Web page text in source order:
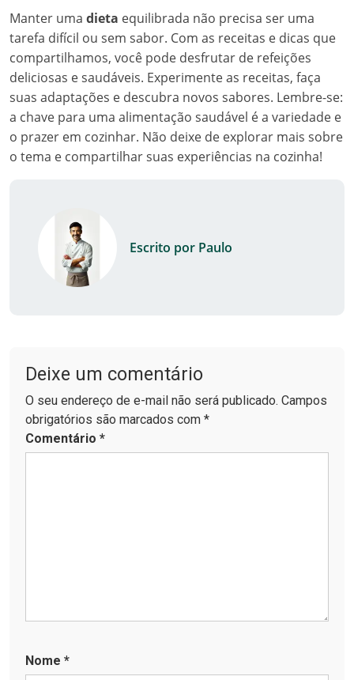
Manter uma dieta equilibrada não precisa ser uma
tarefa difícil ou sem sabor. Com as receitas e dicas que
compartilhamos, você pode desfrutar de refeições
deliciosas e saudáveis. Experimente as receitas, faça
suas adaptações e descubra novos sabores. Lembre-se:
a chave para uma alimentação saudável é a variedade e
o prazer em cozinhar. Não deixe de explorar mais sobre
o tema e compartilhar suas experiências na cozinha!
Escrito por Paulo
Deixe um comentário
O seu endereço de e-mail não será publicado. Campos
obrigatórios são marcados com *
Comentário *
Nome *